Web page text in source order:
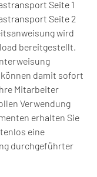
Seite 1
Seite 2
wird
bereitgestellt.
damit sofort
Mitarbeiter
Verwendung
erhalten Sie
eine
durchgeführter